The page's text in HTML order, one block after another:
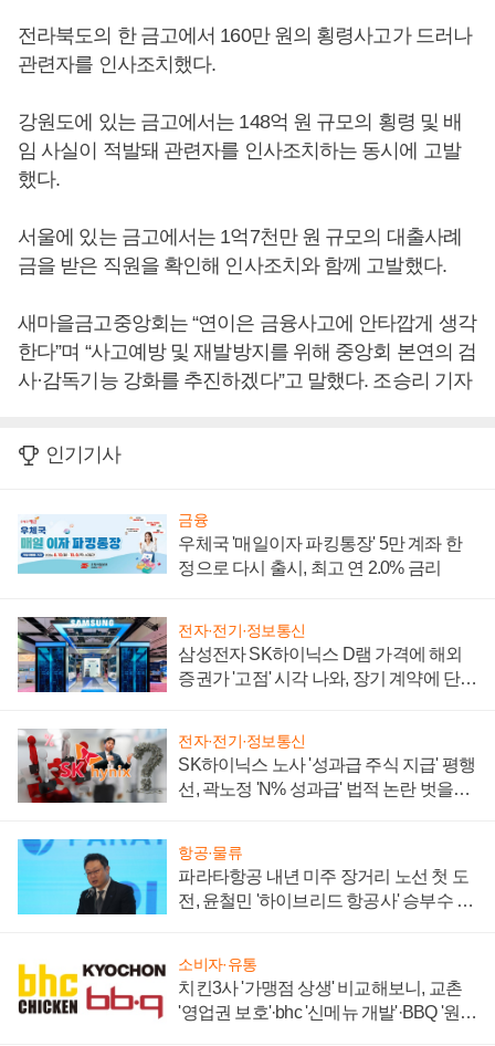
전라북도의 한 금고에서 160만 원의 횡령사고가 드러나
관련자를 인사조치했다.
강원도에 있는 금고에서는 148억 원 규모의 횡령 및 배
임 사실이 적발돼 관련자를 인사조치하는 동시에 고발
했다.
서울에 있는 금고에서는 1억7천만 원 규모의 대출사례
금을 받은 직원을 확인해 인사조치와 함께 고발했다.
새마을금고중앙회는 “연이은 금융사고에 안타깝게 생각
한다”며 “사고예방 및 재발방지를 위해 중앙회 본연의 검
사·감독기능 강화를 추진하겠다”고 말했다. 조승리 기자
인기기사
금융
우체국 '매일이자 파킹통장' 5만 계좌 한
정으로 다시 출시, 최고 연 2.0% 금리
전자·전기·정보통신
삼성전자 SK하이닉스 D램 가격에 해외
증권가 '고점' 시각 나와, 장기 계약에 단점
전자·전기·정보통신
SK하이닉스 노사 '성과급 주식 지급' 평행
선, 곽노정 'N% 성과급' 법적 논란 벗을지
항공·물류
파라타항공 내년 미주 장거리 노선 첫 도
전, 윤철민 '하이브리드 항공사' 승부수 통
소비자·유통
치킨3사 '가맹점 상생' 비교해보니, 교촌
'영업권 보호'·bhc '신메뉴 개발'·BBQ '원가